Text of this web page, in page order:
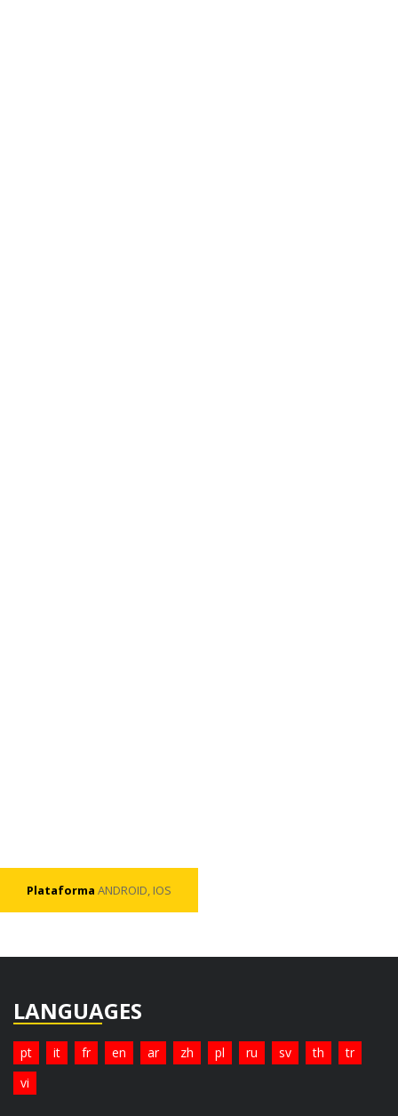
Plataforma ANDROID, IOS
LANGUAGES
pt it fr en ar zh pl ru sv th
tr
vi